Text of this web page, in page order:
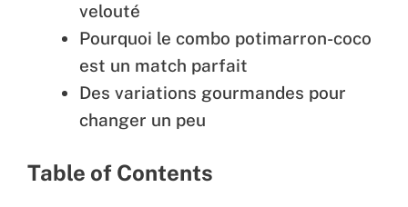
velouté
Pourquoi le combo potimarron-coco
est un match parfait
Des variations gourmandes pour
changer un peu
Table of Contents